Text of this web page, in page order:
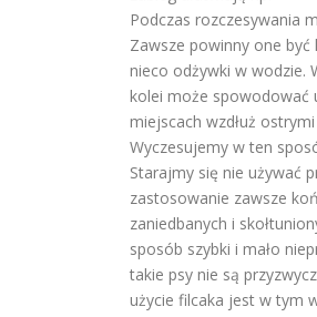
Podczas rozczesywania
Zawsze powinny one
nieco odżywki w wodzie.
kolei może spowodować
miejscach wzdłuż
Wyczesujemy w ten
Starajmy się nie używać
zastosowanie zawsze
zaniedbanych i
sposób szybki i mało
takie psy nie są
użycie filcaka jest w tym